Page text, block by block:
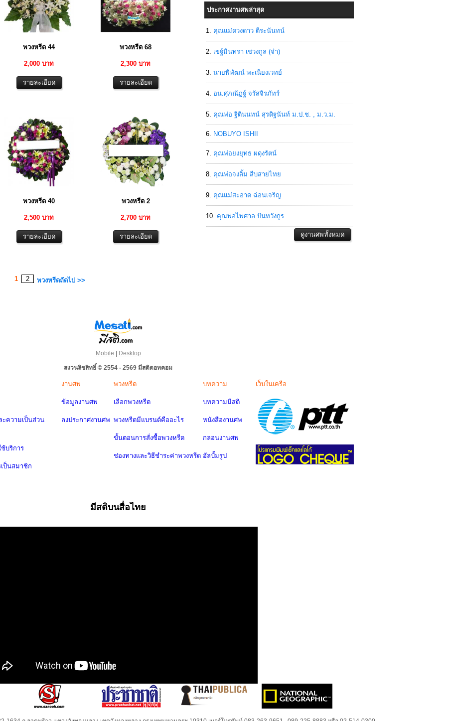
พวงหรีด 44
2,000 บาท
พวงหรีด 68
2,300 บาท
พวงหรีด 40
2,500 บาท
พวงหรีด 2
2,700 บาท
1 2 พวงหรีดถัดไป >>
ประกาศงานศพล่าสุด
คุณแม่ดวงดาว ตีระนันทน์
เขฐ์มินทรา เชวงกูล (จ๋า)
นายพิพัฒน์ พะเนียงเวทย์
อน.ศุภณัฏฐ์ จรัสจิรภัทร์
คุณพ่อ ฐิตินนทน์ สุรดิฐนันท์ ม.ป.ช. , ม.ว.ม.
NOBUYO ISHII
คุณพ่อยงยุทธ ผดุงรัตน์
คุณพ่อจงลิ้ม สืบสายไทย
คุณแม่สะอาด ฉ่อนเจริญ
คุณพ่อไพศาล ปันทวังกูร
Mobile | Desktop
สงวนลิขสิทธิ์ © 2554 - 2569 มีสติดอทคอม
ความเป็นส่วน
บริการ
ป็นสมาชิก
งานศพ
ข้อมูลงานศพ
ลงประกาศงานศพ
พวงหรีด
เลือกพวงหรีด
พวงหรีดมีแบรนด์คืออะไร
ขั้นตอนการสั่งซื้อพวงหรีด
ช่องทางและวิธีชำระค่าพวงหรีด
บทความ
บทความมีสติ
หนังสืองานศพ
กลอนงานศพ
อัลบั้มรูป
เว็บในเครือ
มีสติบนสื่อไทย